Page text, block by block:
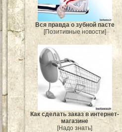
Вся правда о зубной пасте
[Позитивные новости]
Как сделать заказ в интернет-
магазине
[Надо знать]